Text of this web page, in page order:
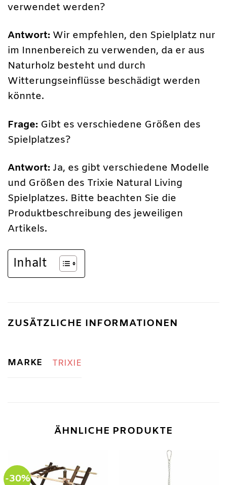
verwendet werden?
Antwort: Wir empfehlen, den Spielplatz nur
im Innenbereich zu verwenden, da er aus
Naturholz besteht und durch
Witterungseinflüsse beschädigt werden
könnte.
Frage: Gibt es verschiedene Größen des
Spielplatzes?
Antwort:Ja, es gibt verschiedene Modelle
und Größen des Trixie Natural Living
Spielplatzes. Bitte beachten Sie die
Produktbeschreibung des jeweiligen
Artikels.
Inhalt
ZUSÄTZLICHE INFORMATIONEN
MARKE TRIXIE
ÄHNLICHE PRODUKTE
-30%